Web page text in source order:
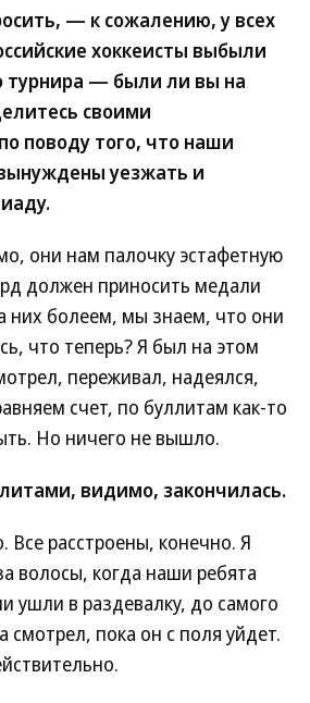
— к сожалению, у всех
хоккеисты выбыли
турнира — были ли вы на
своими
поводу того, что наши
уезжать и
они нам палочку эстафетную
должен приносить медали
них болеем, мы знаем, что они
что теперь? Я был на этом
переживал, надеялся,
счет, по буллитам как-то
Но ничего не вышло.
видимо, закончилась.
расстроены, конечно. Я
волосы, когда наши ребята
ушли в раздевалку, до самого
смотрел, пока он с поля уйдет.